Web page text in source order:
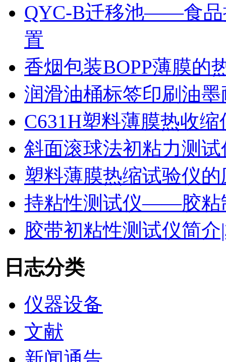
QYC-B迁移池——食品
置
香烟包装BOPP薄膜的
润滑油桶标签印刷油
C631H塑料薄膜热收
斜面滚球法初粘力测
塑料薄膜热缩试验仪
持粘性测试仪——胶粘
胶带初粘性测试仪简
日志分类
仪器设备
文献